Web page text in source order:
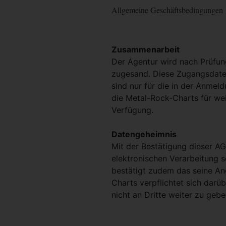
Allgemeine Geschäftsbedingungen
Zusammenarbeit
Der Agentur wird nach
zugesand. Diese
sind nur für die in der
die Metal-Rock-Charts für
Verfügung.
Datengeheimnis
Mit der Bestätigung dieser
elektronischen Verarbeitung
bestätigt zudem das seine
Charts verpflichtet sich
nicht an Dritte weiter zu